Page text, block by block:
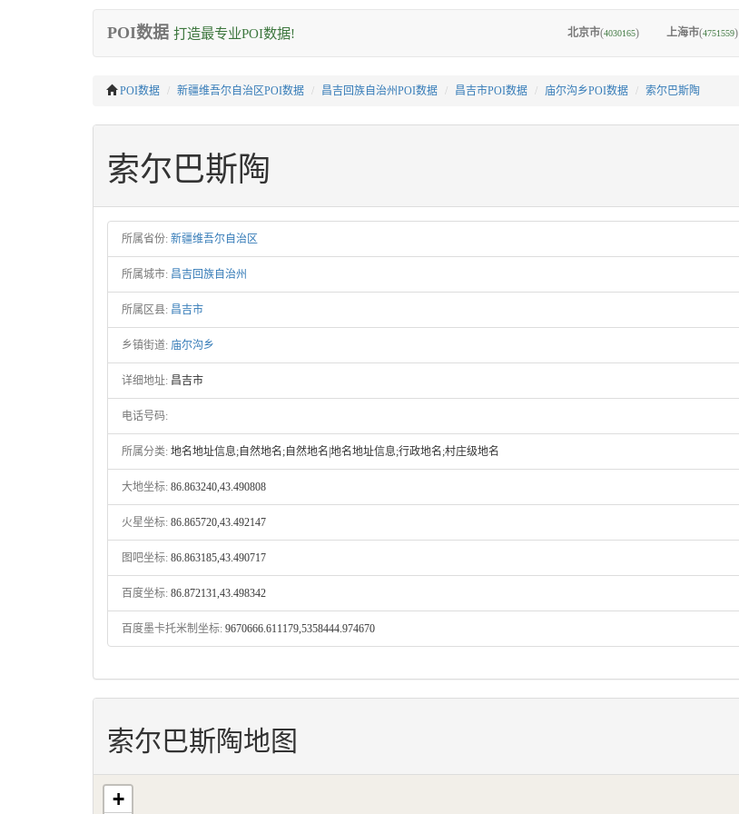
POI数据 打造最专业POI数据! 北京市(4030165) 上海市(4751559)
POI数据 新疆维吾尔自治区POI数据 昌吉回族自治州POI数据 昌吉市POI数据 庙尔沟乡POI数据 索尔巴斯陶
索尔巴斯陶
所属省份: 新疆维吾尔自治区
所属城市: 昌吉回族自治州
所属区县: 昌吉市
乡镇街道: 庙尔沟乡
详细地址: 昌吉市
电话号码:
所属分类: 地名地址信息;自然地名;自然地名|地名地址信息;行政地名;村庄级地名
大地坐标: 86.863240,43.490808
火星坐标: 86.865720,43.492147
图吧坐标: 86.863185,43.490717
百度坐标: 86.872131,43.498342
百度墨卡托米制坐标: 9670666.611179,5358444.974670
索尔巴斯陶地图
+